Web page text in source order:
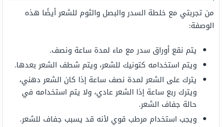
من تجربتي مع خلطة السدر والبصل والثوم للشعر أيضًا هذه
الوصفة:
يتم نقع أوراق سدر مع ماء لمدة ساعة ونصف.
ويتم استخدامه كتونيك للشعر، ويتم شطف الشعر بعدها.
يترك على الشعر لمدة نصف ساعة إذا كان الشعر دهني،
ويترك ربع ساعة إذا الشعر عادي، ولا يتم استخدامه في
حالة جفاف الشعر.
ويجب استخدام مرطب قوي لأنه قد يسبب جفاف للشعر.